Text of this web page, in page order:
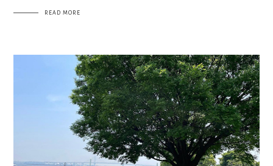
READ MORE